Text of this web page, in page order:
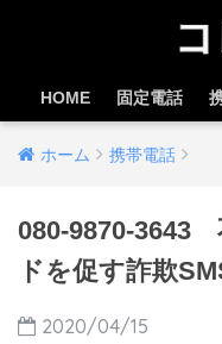
HOME 固定電話
ホーム 携帯電話
080-9870-3643
ドを促す詐欺
2020/04/15